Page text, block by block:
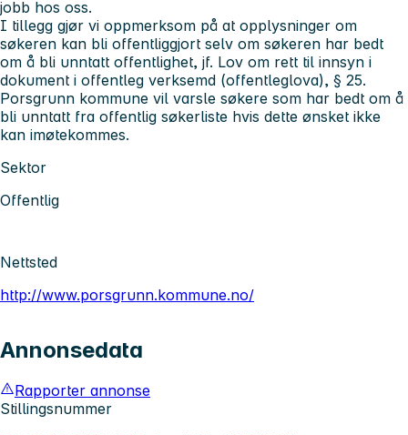
jobb hos oss.
I tillegg gjør vi oppmerksom på at opplysninger om
søkeren kan bli offentliggjort selv om søkeren har bedt
om å bli unntatt offentlighet, jf. Lov om rett til innsyn i
dokument i offentleg verksemd (offentleglova), § 25.
Porsgrunn kommune vil varsle søkere som har bedt om å
bli unntatt fra offentlig søkerliste hvis dette ønsket ikke
kan imøtekommes.
Sektor
Offentlig
Nettsted
http://www.porsgrunn.kommune.no/
Annonsedata
Rapporter annonse
Stillingsnummer